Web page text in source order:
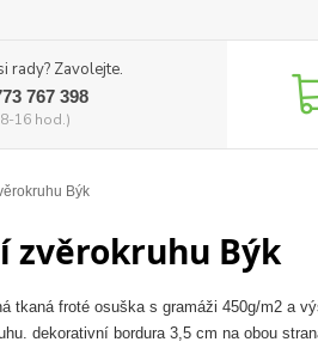
rady? Zavolejte.
767 398
16 hod.)
Býk
zvěrokruhu Býk
tkaná froté osuška s gramáži 450g/m2 a
dekorativní bordura 3,5 cm na obou